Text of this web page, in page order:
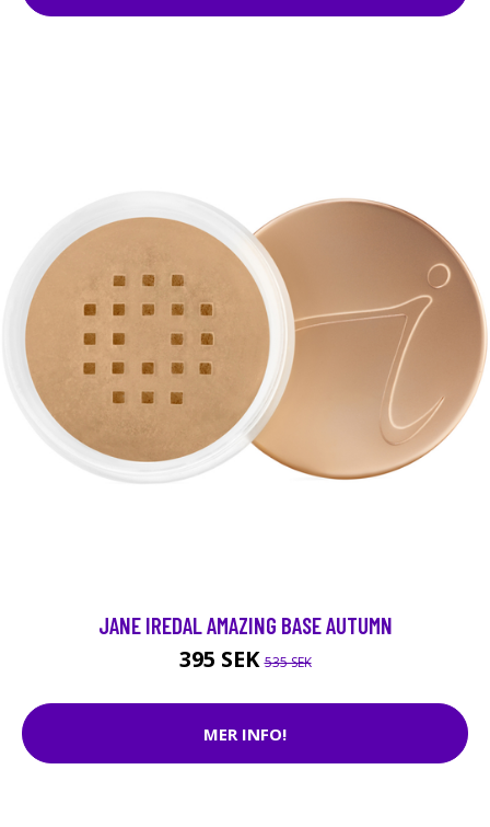
JANE IREDAL AMAZING BASE AUTUMN
395 SEK535 SEK
MER INFO!